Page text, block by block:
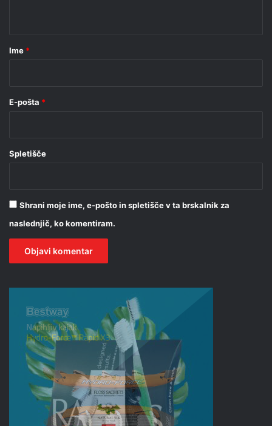
rIme *
E-pošta *
Spletišče
Shrani moje ime, e-pošto in spletišče v ta brskalnik za
naslednjič, ko komentiram.